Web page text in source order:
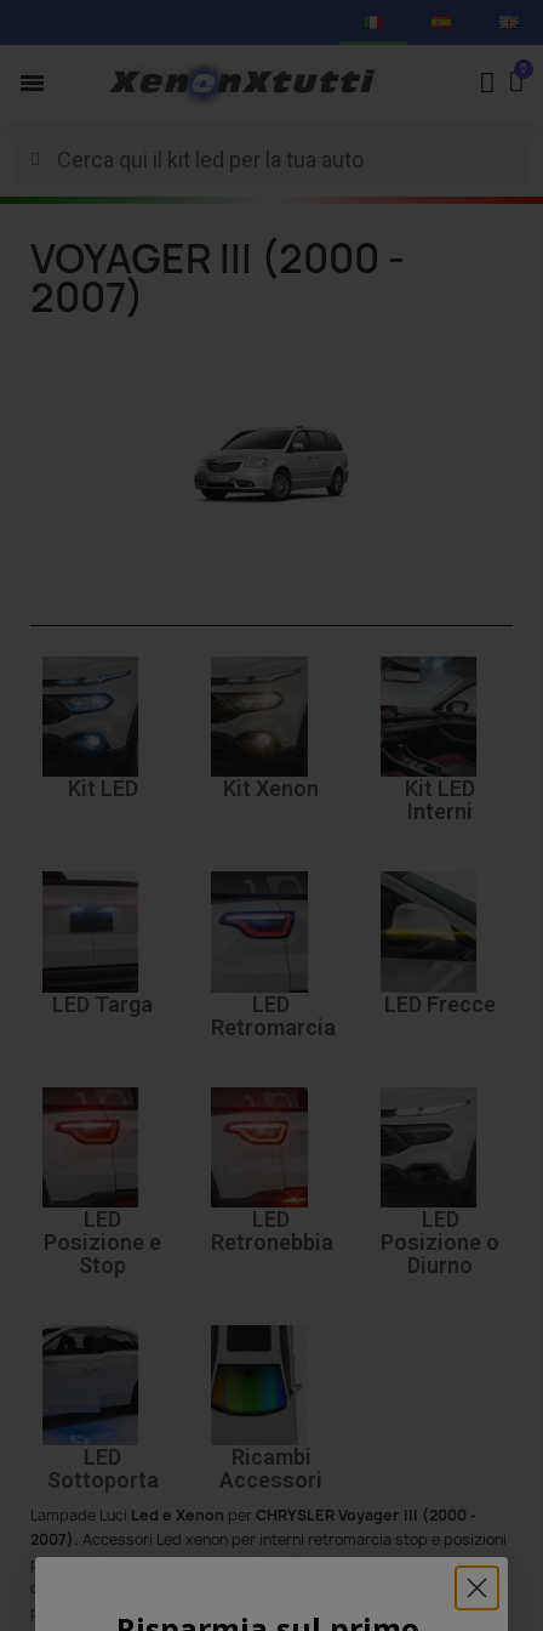
VOYAGER III (2000 -
2007)
Kit LED Kit Xenon
Kit LED
Interni
LED Targa
LED
Retromarcia
LED Frecce
LED
Posizione e
Stop
LED
Retronebbia
LED
Posizione o
Diurno
LED
Sottoporta
Ricambi
Accessori
Lampade Luci Led e Xenon per CHRYSLER Voyager III (2000 -
2007). Accessori Led xenon per interni retromarcia stop e posizioni
per predisporre la propria Voyager III (2000 - 2007) CHRYSLER
completamante a
Tutti i nostri prodotti sono specifici
per il marchio CHRYSLER Voyager III (2000 - 2007) e sono capace di